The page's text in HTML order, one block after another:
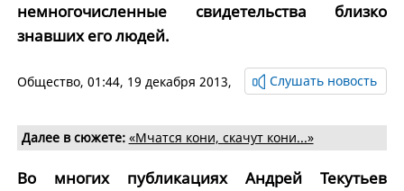
немногочисленные свидетельства близко
знавших его людей.
Общество, 01:44, 19 декабря 2013, Слушать новость
Далее в сюжете: «Мчатся кони, скачут кони...»
Во многих публикациях Андрей Текутьев